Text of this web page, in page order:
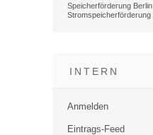
Speicherförderung Berlin
Stromspeicherförderung
INTERN
Anmelden
Eintrags-Feed